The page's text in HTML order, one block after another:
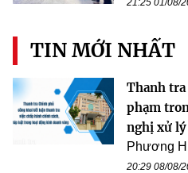
TIN MỚI NHẤT
Thanh
phạm
nghị xử lý
Phương
20:29 08/08/